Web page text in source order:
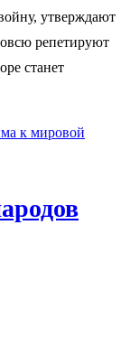
утверждают
репетируют
станет